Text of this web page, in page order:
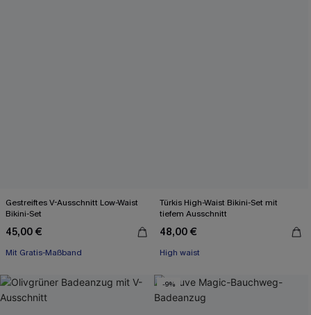
Gestreiftes V-Ausschnitt Low-Waist
Bikini-Set
45,00 €
Mit Gratis-Maßband
Türkis High-Waist Bikini-Set mit
tiefem Ausschnitt
48,00 €
High waist
-9%